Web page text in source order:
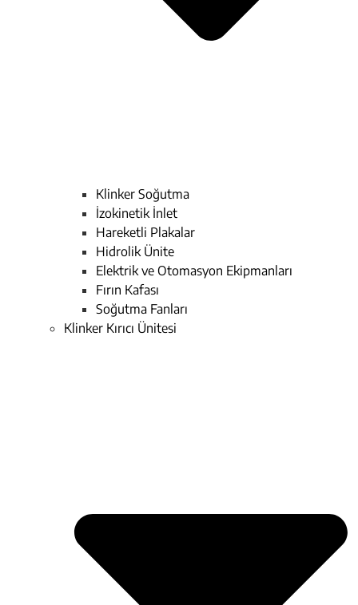
Klinker Soğutma
İzokinetik İnlet
Hareketli Plakalar
Hidrolik Ünite
Elektrik ve Otomasyon Ekipmanları
Fırın Kafası
Soğutma Fanları
Klinker Kırıcı Ünitesi